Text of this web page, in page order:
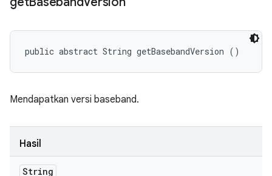
public abstract String getBasebandVersion ()
Mendapatkan versi baseband.
Hasil
String